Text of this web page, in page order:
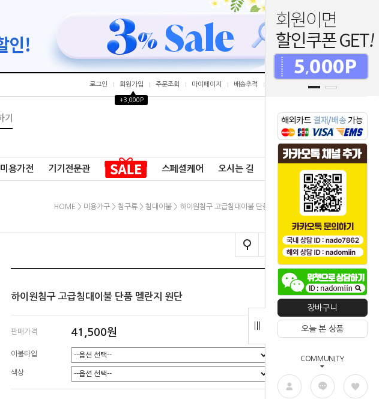
장바구니
오늘 본 상품
COMMUNITY
로그인 회원가입
▲
+3,000P
주문조회 마이페이지 배송추적
0
미용가전 기기전문관 스페셜케어 오시는 길 공지사항
HOME > 미용가구 > 침구류 > 침대이불 > 하이원침구 고급침대이불 단품 멜란지 원단
하이원침구 고급침대이불 단품 멜란지 원단
판매가격 41,500원
이불타입
색상